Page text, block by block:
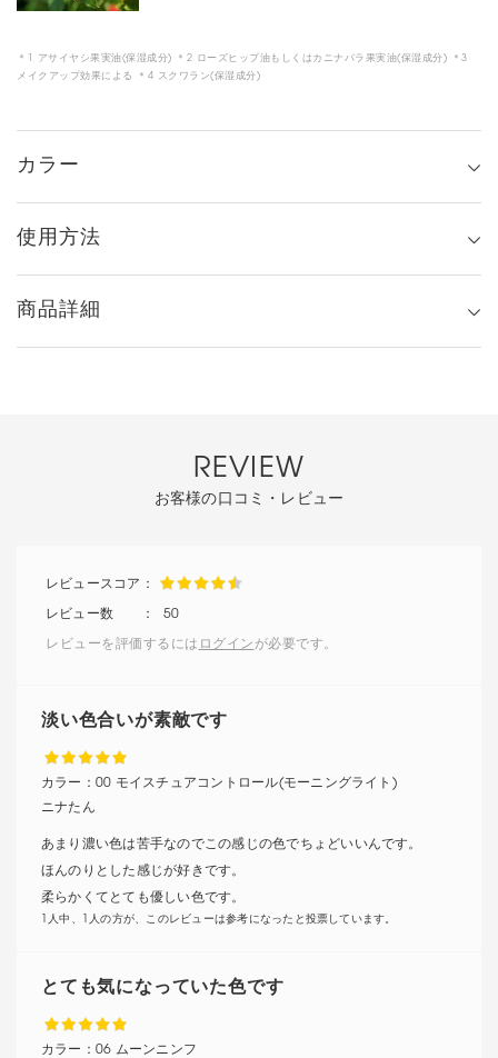
＊1 アサイヤシ果実油(保湿成分) ＊2 ローズヒップ油もしくはカニナバラ果実油(保湿成分) ＊3
メイクアップ効果による ＊4 スクワラン(保湿成分)
カラー
使用方法
商品詳細
REVIEW
お客様の口コミ・レビュー
50
レビューを評価するには ログイン が必要です。
淡い色合いが素敵です
ニナたん
カラー： 00 モイスチュアコントロール(モーニングライト)
あまり濃い色は苦手なのでこの感じの色でちょどいいんです。
ほんのりとした感じが好きです。
柔らかくてとても優しい色です。
1人中、1人の方が、このレビューは参考になったと投票しています。
とても気になっていた色です
カラー： 06 ムーンニンフ